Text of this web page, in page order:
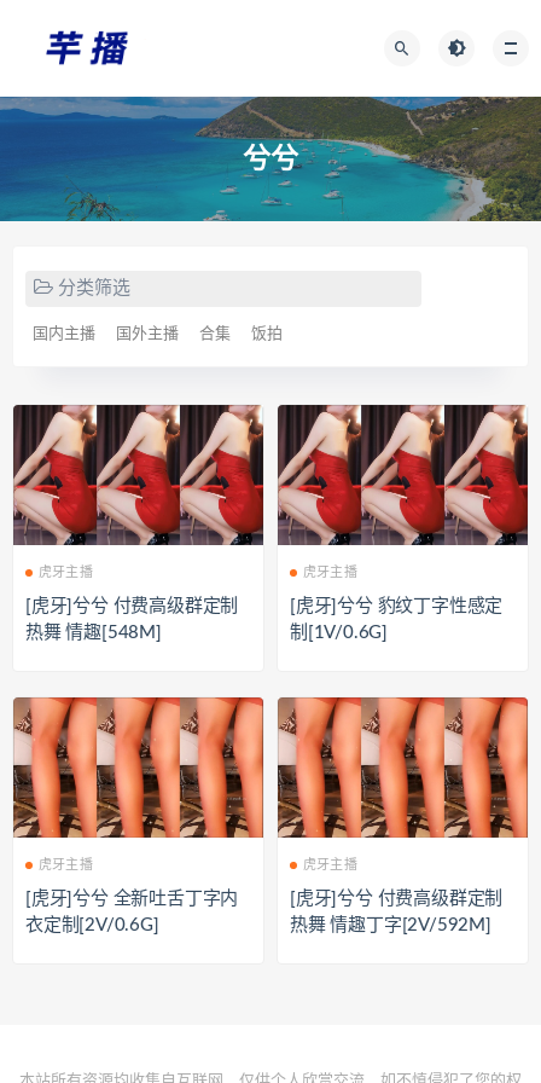
兮兮
分类筛选
国内主播 国外主播 合集 饭拍
虎牙主播
[虎牙]兮兮 付费高级群定制
热舞 情趣[548M]
虎牙主播
[虎牙]兮兮 豹纹丁字性感定
制[1V/0.6G]
虎牙主播
[虎牙]兮兮 全新吐舌丁字内
衣定制[2V/0.6G]
虎牙主播
[虎牙]兮兮 付费高级群定制
热舞 情趣丁字[2V/592M]